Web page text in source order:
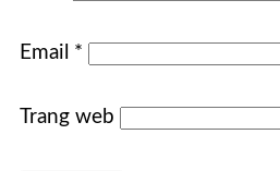
Email *
Trang web